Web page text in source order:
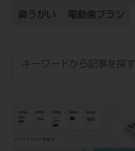
鼻うがい 電動歯ブラシ